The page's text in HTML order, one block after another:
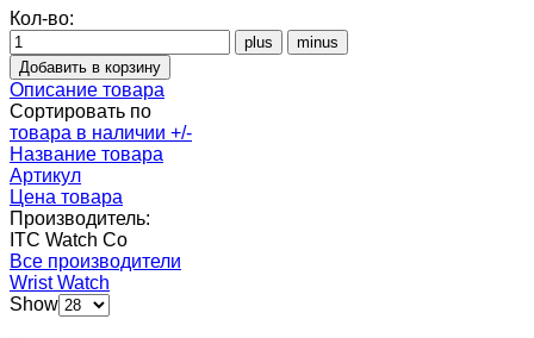
Кол-во:
Описание товара
Сортировать по
товара в наличии +/-
Название товара
Артикул
Цена товара
Производитель:
ITC Watch Co
Все производители
Wrist Watch
Show